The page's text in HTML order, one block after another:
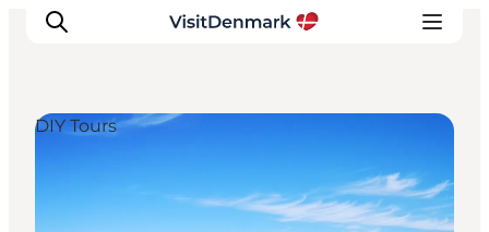
Inspirations
Destinations
DIY Tours